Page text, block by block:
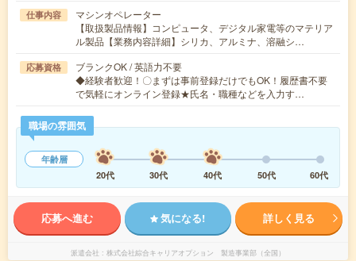
仕事内容
マシンオペレーター
【取扱製品情報】コンピュータ、デジタル家電等のマテリア
ル製品【業務内容詳細】シリカ、アルミナ、溶融シ…
応募資格
ブランクOK / 英語力不要
◆経験者歓迎！〇まずは事前登録だけでもOK！履歴書不要
で気軽にオンライン登録★氏名・職種などを入力す…
職場の雰囲気
年齢層
20代
30代 40代 50代 60代
応募へ進む 気になる! 詳しく見る
派遣会社 株式会社綜合キャリアオプション 製造事業部（全国）